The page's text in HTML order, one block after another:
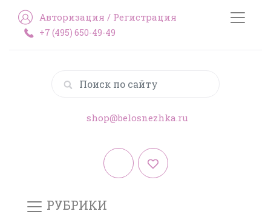
Авторизация / Регистрация
+7 (495) 650-49-49
shop@belosnezhka.ru
РУБРИКИ